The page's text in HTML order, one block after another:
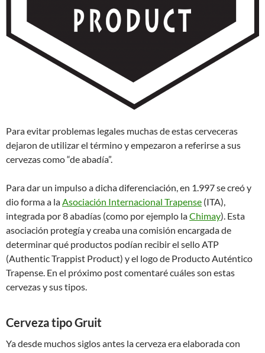
Para evitar problemas legales muchas de estas cerveceras
dejaron de utilizar el término y empezaron a referirse a sus
cervezas como “de abadía”.
Para dar un impulso a dicha diferenciación, en 1.997 se creó y
dio forma a laAsociación Internacional Trapense (ITA),
integrada por 8 abadías (como por ejemplo laChimay). Esta
asociación protegía y creaba una comisión encargada de
determinar qué productos podían recibir el sello ATP
(Authentic Trappist Product) y el logo de Producto Auténtico
Trapense. En el próximo post comentaré cuáles son estas
cervezas y sus tipos.
Cerveza tipo Gruit
Ya desde muchos siglos antes la cerveza era elaborada con